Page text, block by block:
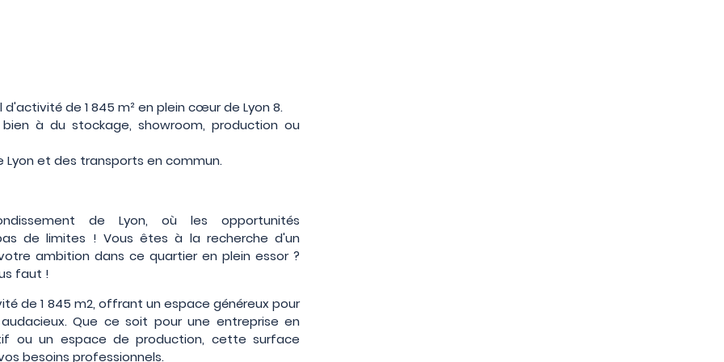
de 1 845 m² en plein cœur de Lyon 8.
à du stockage, showroom, production ou
et des transports en commun.
de Lyon, où les opportunités
de limites ! Vous êtes à la recherche d'un
ambition dans ce quartier en plein essor ?
faut !
de 1 845 m2, offrant un espace généreux pour
Que ce soit pour une entreprise en
ou un espace de production, cette surface
besoins professionnels.